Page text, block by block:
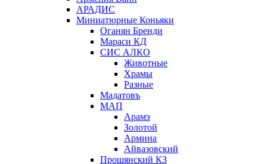
АРАДИС
Миниатюрные Коньяки
Оганян Бренди
Мараси КД
СИС АЛКО
Животные
Храмы
Разные
Мадатовъ
МАП
Арамэ
Золотой
Армина
Айвазовский
Прошянский КЗ